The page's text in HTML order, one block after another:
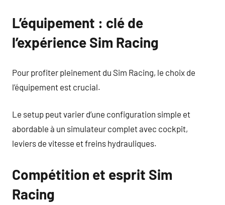
L’équipement : clé de
l’expérience Sim Racing
Pour profiter pleinement du Sim Racing, le choix de
l’équipement est crucial.
Le setup peut varier d’une configuration simple et
abordable à un simulateur complet avec cockpit,
leviers de vitesse et freins hydrauliques.
Compétition et esprit Sim
Racing